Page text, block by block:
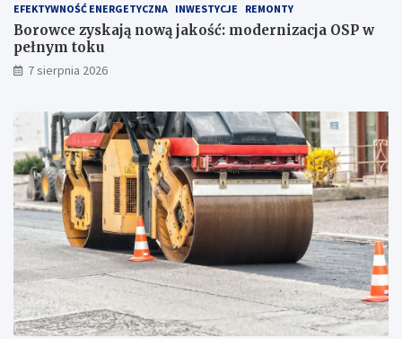
EFEKTYWNOŚĆ ENERGETYCZNA INWESTYCJE REMONTY
Borowce zyskają nową jakość: modernizacja OSP w
pełnym toku
7 sierpnia 2026